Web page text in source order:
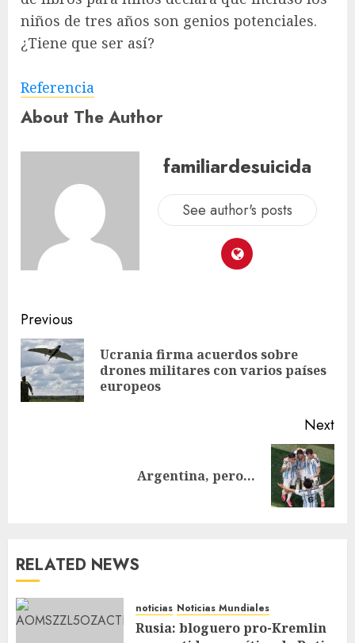
niños de tres años son genios potenciales.
¿Tiene que ser así?
Referencia
About The Author
familiardesuicida
See author's posts
Previous
Ucrania firma acuerdos sobre
drones militares con varios países
europeos
Next
Argentina, pero…
RELATED NEWS
noticias Noticias Mundiales
Rusia: bloguero pro-Kremlin